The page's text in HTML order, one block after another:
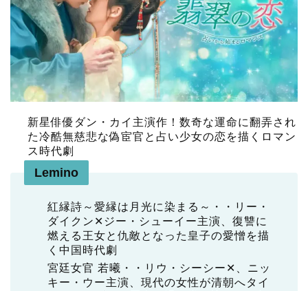
新星俳優ダン・カイ主演作！数奇な運命に翻弄され
た冷酷無慈悲な偽宦官と占い少女の恋を描くロマン
ス時代劇
Lemino
紅縁詩～愛縁は月光に染まる～・・リー・
ダイクン✕ジー・シューイー主演、復讐に
燃える王女と仇敵となった皇子の愛憎を描
く中国時代劇
宮廷女官 若曦・・リウ・シーシー✕、ニッ
キー・ウー主演、現代の女性が清朝へタイ